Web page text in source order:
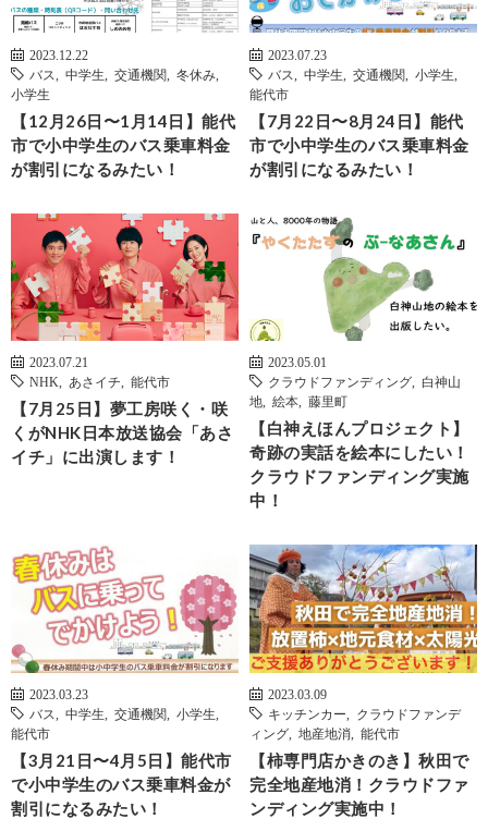
2023.12.22
バス
中学生 交通機関 冬休み
小学生
【12月26日〜1月14日】能代
市で小中学生のバス乗車料金
が割引になるみたい！
2023.07.23
バス
中学生 交通機関 小学生
能代市
【7月22日〜8月24日】能代
市で小中学生のバス乗車料金
が割引になるみたい！
2023.07.21
NHK
あさイチ 能代市
【7月25日】夢工房咲く・咲
くがNHK日本放送協会「あさ
イチ」に出演します！
2023.05.01
クラウドファンディング
白神山
地
絵本 藤里町
【白神えほんプロジェクト】
奇跡の実話を絵本にしたい！
クラウドファンディング実施
中！
2023.03.23
バス
中学生 交通機関 小学生
能代市
【3月21日〜4月5日】能代市
で小中学生のバス乗車料金が
割引になるみたい！
2023.03.09
キッチンカー
クラウドファンデ
ィング
地産地消 能代市
【柿専門店かきのき】秋田で
完全地産地消！クラウドファ
ンディング実施中！